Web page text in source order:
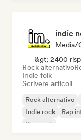
indie
Media/
&gt; 2400
Rock alternativo
Indie folk
Scrivere articoli
Rock alternativo
Indie rock
Rap
Pop rock